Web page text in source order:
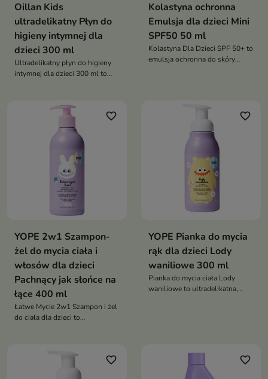
Oillan Kids
ultradelikatny Płyn do
higieny intymnej dla
dzieci 300 ml
Ultradelikatny płyn do higieny
intymnej dla dzieci 300 ml to
delikatnych okolic intymnych
dziecka. Formuła została
opracowana z myślą o
pielęgnacji skóry wymagającej
komfortu podczas mycia
Kolastyna ochronna
Emulsja dla dzieci Mini
SPF50 50 ml
Kolastyna Dla Dzieci SPF 50+ to
emulsja ochronna do skóry
favorite_border
YOPE 2w1 Szampon-
żel do mycia ciała i
włosów dla dzieci
Pachnący jak słońce na
łące 400 ml
Łatwe Mycie 2w1 Szampon i żel
do ciała dla dzieci to
favorite_border
YOPE Pianka do mycia
rąk dla dzieci Lody
waniliowe 300 ml
Pianka do mycia ciała Lody
waniliowe to ultradelikatna,
favorite_border favorite_border